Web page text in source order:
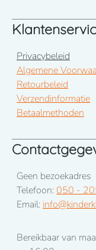
Privacybeleid
Algemene
Retourbeleid
Verzendinformatie
Betaalmethoden
Geen bezoekadres
Telefoon: 050 -
Email:
Bereikbaar van